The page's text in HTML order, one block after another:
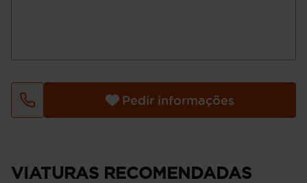
Pedir informações
VIATURAS RECOMENDADAS